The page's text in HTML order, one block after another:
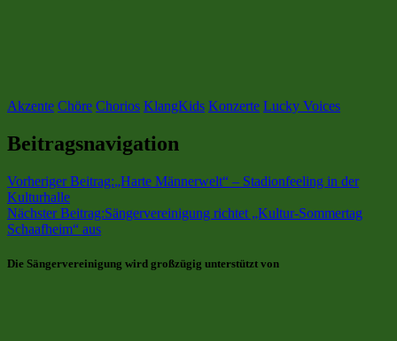
Akzente Chöre Chorios KlangKids Konzerte Lucky Voices
Beitragsnavigation
Vorheriger Beitrag:„Harte Männerwelt“ – Stadionfeeling in der
Kulturhalle
Nächster Beitrag:Sängervereinigung richtet „Kultur-Sommertag
Schaafheim“ aus
Die Sängervereinigung wird großzügig unterstützt von